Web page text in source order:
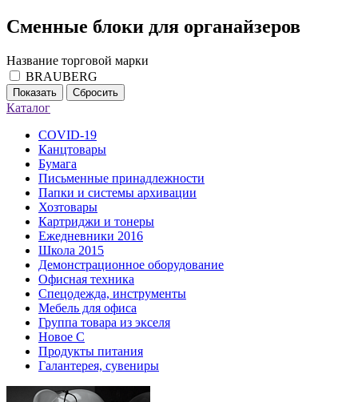
Сменные блоки для органайзеров
Название торговой марки
BRAUBERG
Показать Сбросить
Каталог
COVID-19
Канцтовары
Бумага
Письменные принадлежности
Папки и системы архивации
Хозтовары
Картриджи и тонеры
Ежедневники 2016
Школа 2015
Демонстрационное оборудование
Офисная техника
Спецодежда, инструменты
Мебель для офиса
Группа товара из экселя
Новое С
Продукты питания
Галантерея, сувениры